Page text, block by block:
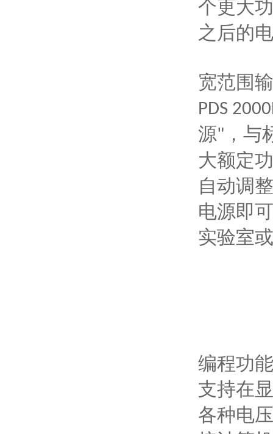
个更大
之后的
宽范围
PDS
源" ，
大额定
自动调
电源即
实验室
编程功能
支持在
各种电